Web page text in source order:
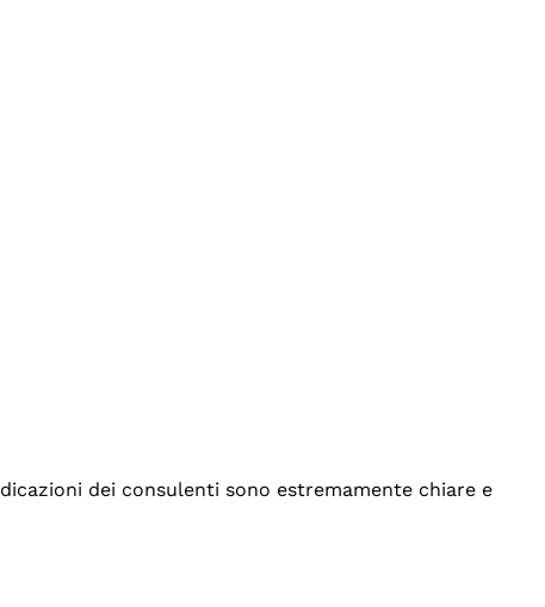
dei consulenti sono estremamente chiare e